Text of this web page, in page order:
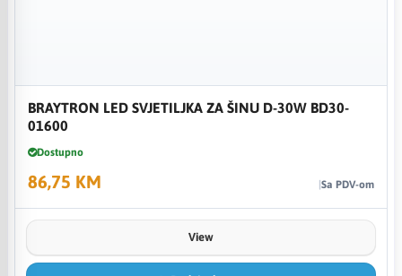
BRAYTRON LED SVJETILJKA ZA ŠINU D-30W BD30-
01600
Dostupno
86,75 KM Sa PDV-om
View